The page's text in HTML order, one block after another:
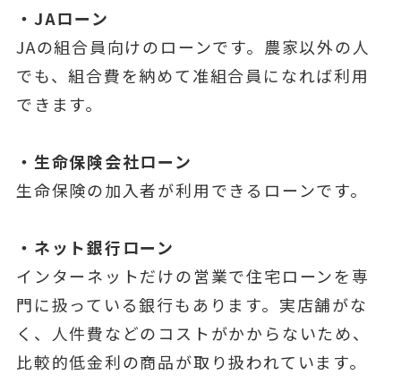
・JAローン
JAの組合員向けのローンです。農家以外の人
でも、組合費を納めて准組合員になれば利用
できます。
・生命保険会社ローン
生命保険の加入者が利用できるローンです。
・ネット銀行ローン
インターネットだけの営業で住宅ローンを専
門に扱っている銀行もあります。実店舗がな
く、人件費などのコストがかからないため、
比較的低金利の商品が取り扱われています。